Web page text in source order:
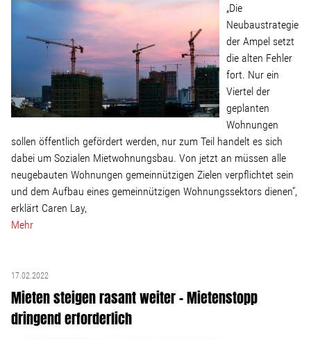
„Die
Neubaustrategie
der Ampel setzt
die alten Fehler
fort. Nur ein
Viertel der
geplanten
Wohnungen
sollen öffentlich gefördert werden, nur zum Teil handelt es sich
dabei um Sozialen Mietwohnungsbau. Von jetzt an müssen alle
neugebauten Wohnungen gemeinnützigen Zielen verpflichtet sein
und dem Aufbau eines gemeinnützigen Wohnungssektors dienen“,
erklärt Caren Lay,
Mehr
17.02.2022
Mieten steigen rasant weiter – Mietenstopp
dringend erforderlich